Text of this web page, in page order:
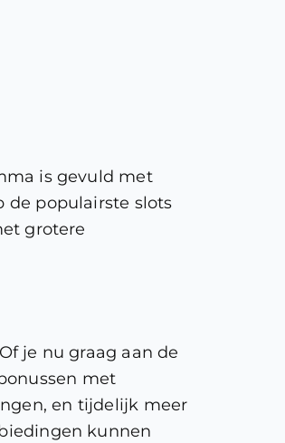
is gevuld met
de populairste slots
grotere
je nu graag aan de
met
en tijdelijk meer
kunnen